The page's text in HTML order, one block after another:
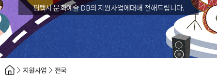
평택시 문화예술 DB의 지원사업에대해 전해드립니다.
지원사업 전국